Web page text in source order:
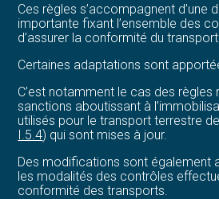
Ces règles s’accompagnent d’une
importante fixant l’ensemble des
d’assurer la conformité du
Certaines adaptations sont
C’est notamment le cas des règles
sanctions aboutissant à
utilisés pour le transport terrestre
I.5.4) qui sont mises à jour.
Des modifications sont également
les modalités des contrôles
conformité des transports.